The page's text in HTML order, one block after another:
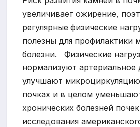
увеличивает ожирение,
регулярные физические
полезны для профилактики
болезни. Физические
нормализуют артериальное
улучшают
почках и в целом
хронических болезней
исследования